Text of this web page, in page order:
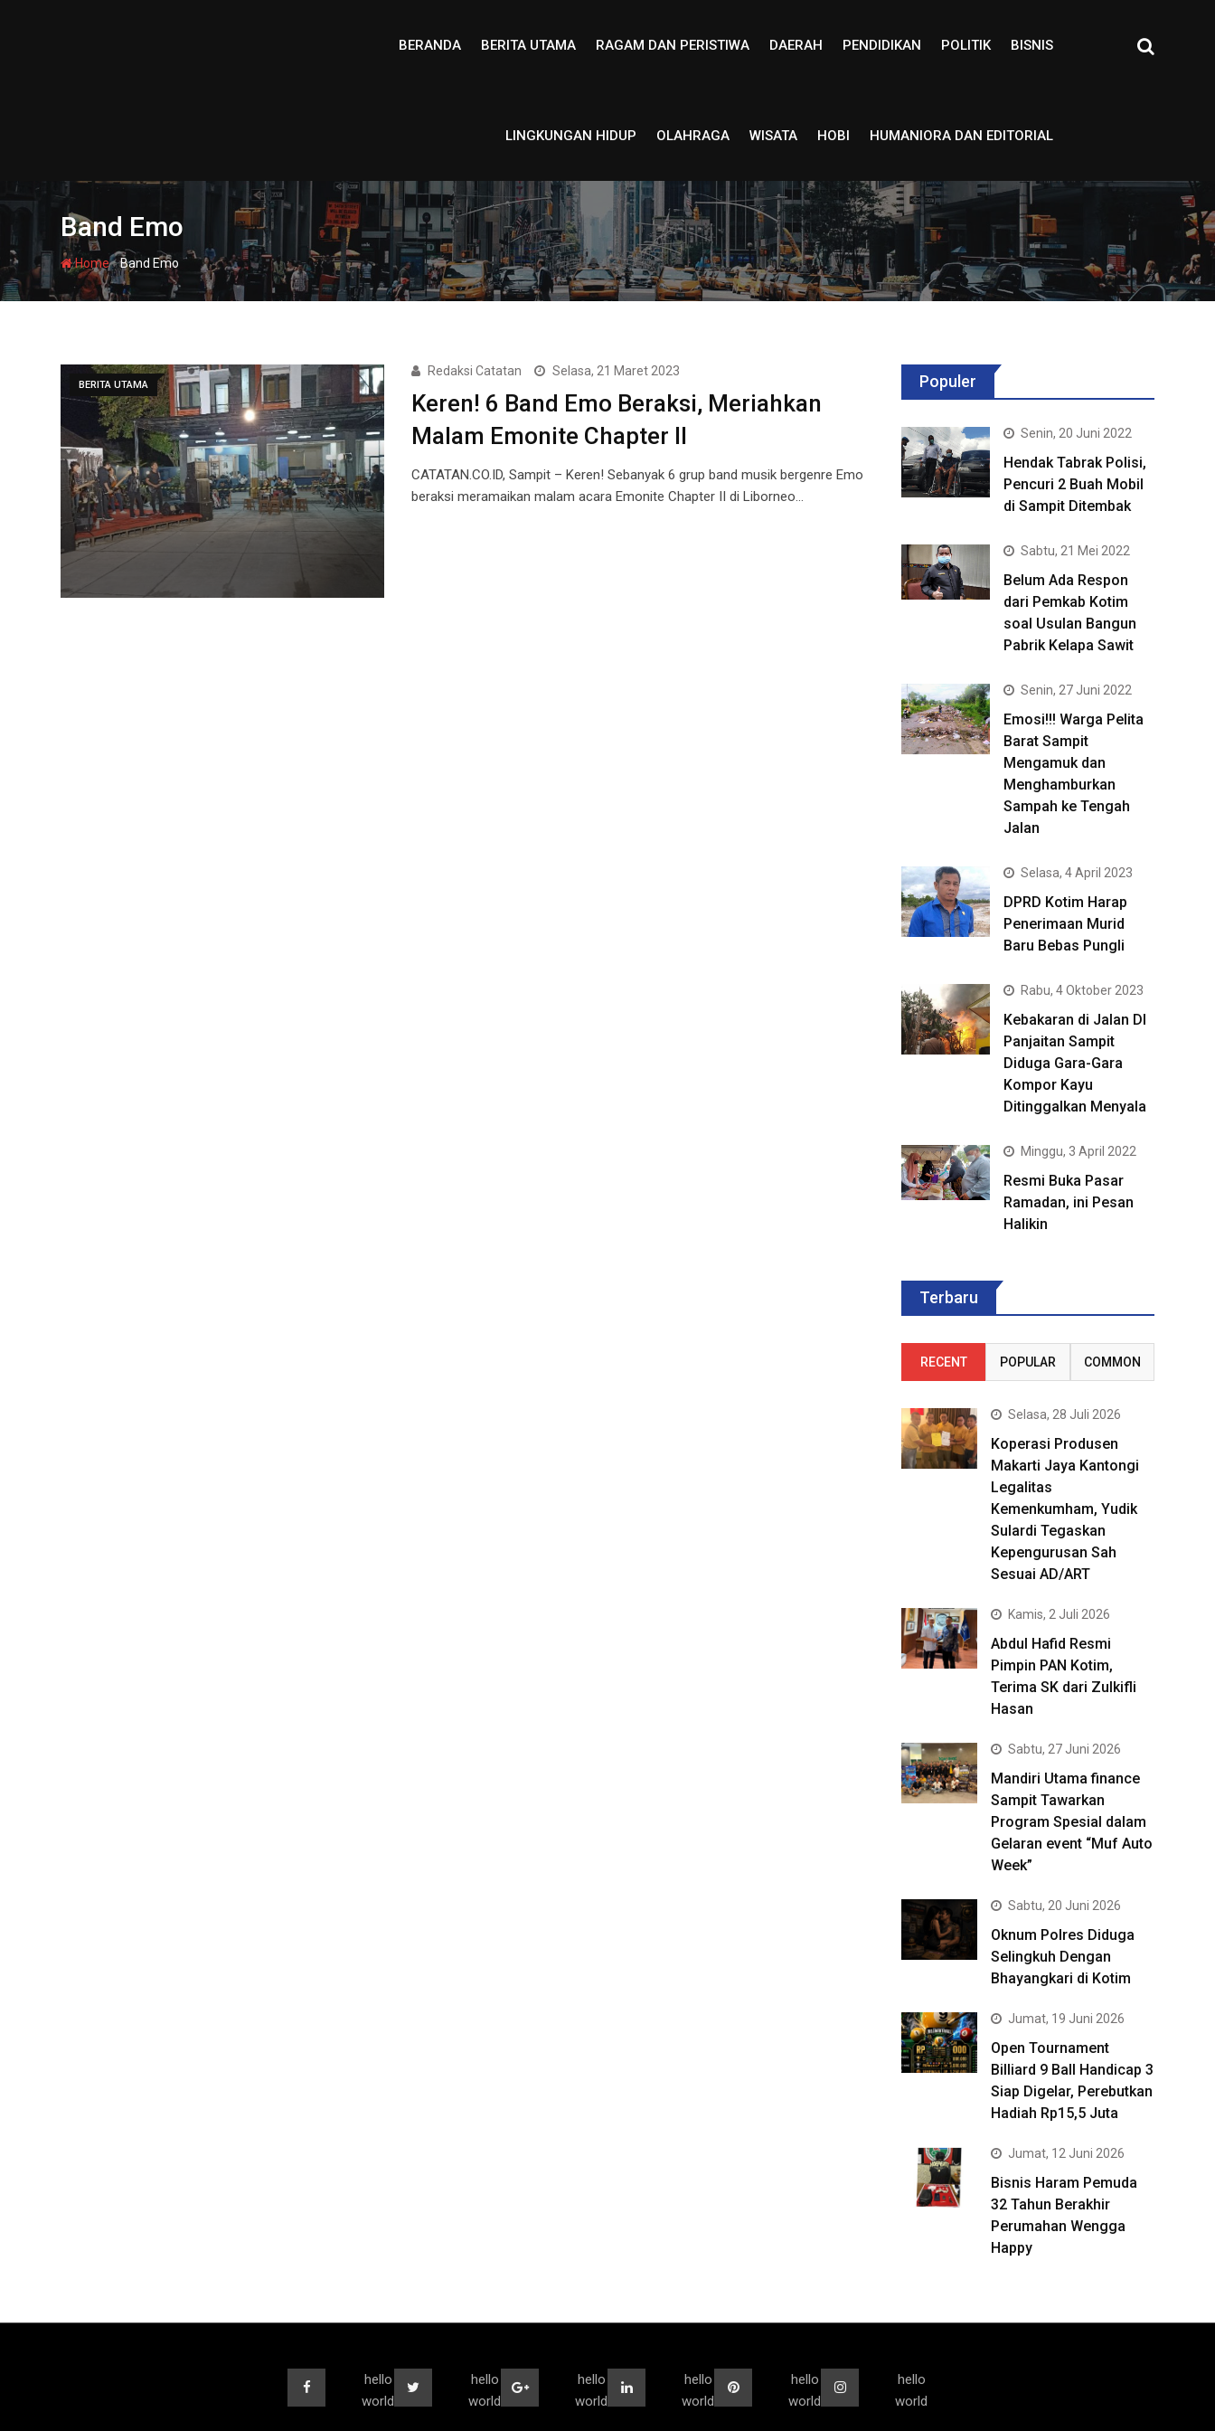
BERANDA BERITA UTAMA RAGAM DAN PERISTIWA DAERAH PENDIDIKAN POLITIK BISNIS
LINGKUNGAN HIDUP OLAHRAGA WISATA HOBI HUMANIORA DAN EDITORIAL
Band Emo
Home-Band Emo
BERITA UTAMA
Redaksi Catatan Selasa, 21 Maret 2023
Keren! 6 Band Emo Beraksi, Meriahkan
Malam Emonite Chapter II
CATATAN.CO.ID, Sampit – Keren! Sebanyak 6 grup band musik bergenre Emo
beraksi meramaikan malam acara Emonite Chapter II di Liborneo…
Populer
Senin, 20 Juni 2022
Hendak Tabrak Polisi,
Pencuri 2 Buah Mobil
di Sampit Ditembak
Sabtu, 21 Mei 2022
Belum Ada Respon
dari Pemkab Kotim
soal Usulan Bangun
Pabrik Kelapa Sawit
Senin, 27 Juni 2022
Emosi!!! Warga Pelita
Barat Sampit
Mengamuk dan
Menghamburkan
Sampah ke Tengah
Jalan
Selasa, 4 April 2023
DPRD Kotim Harap
Penerimaan Murid
Baru Bebas Pungli
Rabu, 4 Oktober 2023
Kebakaran di Jalan DI
Panjaitan Sampit
Diduga Gara-Gara
Kompor Kayu
Ditinggalkan Menyala
Minggu, 3 April 2022
Resmi Buka Pasar
Ramadan, ini Pesan
Halikin
Terbaru
RECENT POPULAR COMMON
Selasa, 28 Juli 2026
Koperasi Produsen
Makarti Jaya Kantongi
Legalitas
Kemenkumham, Yudik
Sulardi Tegaskan
Kepengurusan Sah
Sesuai AD/ART
Kamis, 2 Juli 2026
Abdul Hafid Resmi
Pimpin PAN Kotim,
Terima SK dari Zulkifli
Hasan
Sabtu, 27 Juni 2026
Mandiri Utama finance
Sampit Tawarkan
Program Spesial dalam
Gelaran event “Muf Auto
Week”
Sabtu, 20 Juni 2026
Oknum Polres Diduga
Selingkuh Dengan
Bhayangkari di Kotim
Jumat, 19 Juni 2026
Open Tournament
Billiard 9 Ball Handicap 3
Siap Digelar, Perebutkan
Hadiah Rp15,5 Juta
Jumat, 12 Juni 2026
Bisnis Haram Pemuda
32 Tahun Berakhir
Perumahan Wengga
Happy
hello
world
hello
world
hello
world
hello
world
hello
world
hello
world